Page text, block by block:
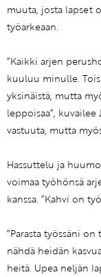
muuta, josta lapset
työarkeaan.
”Kaikki arjen
kuuluu minulle.
yksinäistä, mutta
leppoisaa”,
vastuuta, mutta
Hassuttelu ja
voimaa työhönsä
kanssa. ”Kahvi on
”Parasta työssäni
nähdä heidän
heitä. Upea neljän